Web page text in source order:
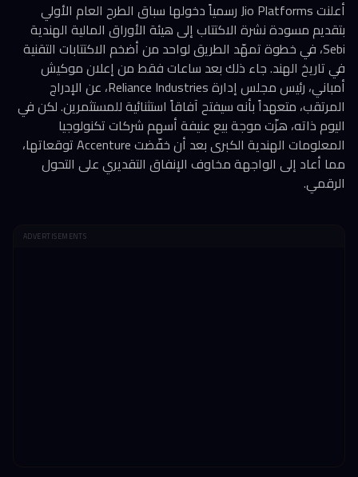
أعلنت Jio Platforms رسمياً دخولها سباق الطرح العام الأولي
بتقديم مسودة نشرة الاكتتاب إلى هيئة الأوراق المالية الهندية
Sebi، في خطوة تمهّد الطريق لواحد من أضخم الاكتتابات التقنية
في تاريخ الهند. جاء ذلك بعد ساعات فقط من إعلان موكيش
أمباني، رئيس مجلس إدارة Reliance Industries، عن الإدراج
المرتقب، متعهداً بأنه سيفتح آفاقاً استثنائية للمستثمرين. لكن في
اليوم ذاته، هزّت موجة بيع عنيفة أسهم شركات تكنولوجيا
المعلومات الهندية الكبرى بعد أن خفّضت Accenture توقعاتها،
مما أعاد إلى الواجهة مخاوف الإنفاق التقديري على التحول
الرقمي.
ADVERTISEMENTS